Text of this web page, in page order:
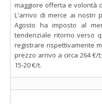
maggiore offerta e volontà
L'arrivo di merce ai nostri
Agosto ha imposto al
tendenziale ritorno verso
registrare rispettivamente
prezzo arrivo a circa 264 €/
15-20 €/t.